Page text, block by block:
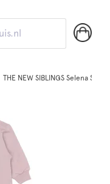
THE NEW SIBLINGS Selena